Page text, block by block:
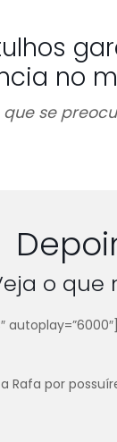
no
se
o que
autoplay=”6000″]
Rafa por